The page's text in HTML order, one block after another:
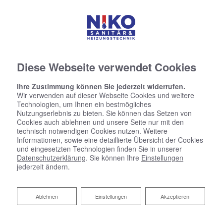
Diese Webseite verwendet Cookies
Ihre Zustimmung können Sie jederzeit widerrufen.
Wir verwenden auf dieser Webseite Cookies und weitere
Technologien, um Ihnen ein bestmögliches
Nutzungserlebnis zu bieten. Sie können das Setzen von
Cookies auch ablehnen und unsere Seite nur mit den
technisch notwendigen Cookies nutzen. Weitere
Informationen, sowie eine detaillierte Übersicht der Cookies
und eingesetzten Technologien finden Sie in unserer
Datenschutzerklärung. Sie können Ihre Einstellungen
jederzeit ändern.
Akzeptieren
Einstellungen
Ablehnen
Ablehnen